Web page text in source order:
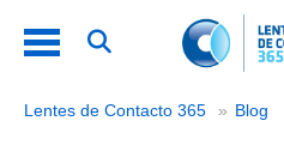
Lentes de Contacto 365 Blog